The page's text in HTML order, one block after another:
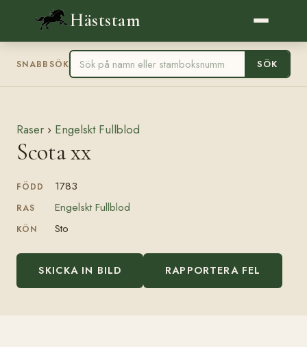
Häststam
SNABBSÖK SÖK
Raser › Engelskt Fullblod
Scota xx
FÖDD 1783
RAS Engelskt Fullblod
KÖN Sto
SKICKA IN BILD RAPPORTERA FEL